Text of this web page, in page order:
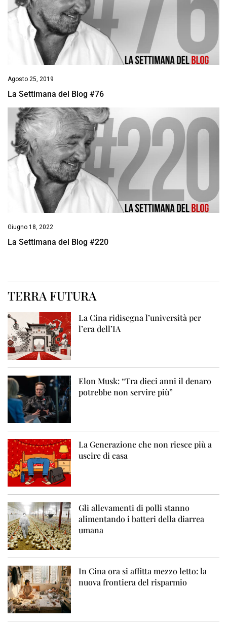
Agosto 25, 2019
La Settimana del Blog #76
Giugno 18, 2022
La Settimana del Blog #220
TERRA FUTURA
La Cina ridisegna l’università per
l’era dell’IA
Elon Musk: “Tra dieci anni il denaro
potrebbe non servire più”
La Generazione che non riesce più a
uscire di casa
Gli allevamenti di polli stanno
alimentando i batteri della diarrea
umana
In Cina ora si affitta mezzo letto: la
nuova frontiera del risparmio